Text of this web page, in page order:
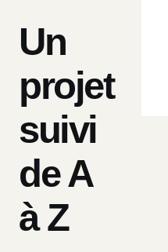
Un
projet
suivi
de A
à Z